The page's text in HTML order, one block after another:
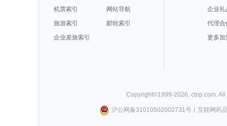
机票索引
网站导航
旅游索引
邮轮索引
企业差旅索引
企业礼
代理合
更多加
Copyright©1999-2026, ctrip.com.
沪公网备31010502002731号丨 互联网药